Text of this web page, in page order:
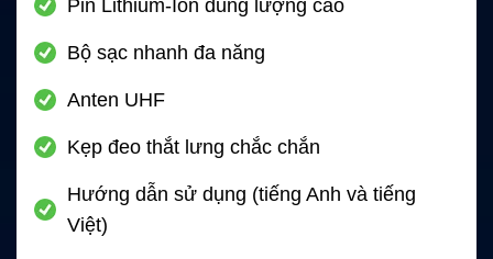
Pin Lithium-Ion dung lượng cao
Bộ sạc nhanh đa năng
Anten UHF
Kẹp đeo thắt lưng chắc chắn
Hướng dẫn sử dụng (tiếng Anh và tiếng
Việt)